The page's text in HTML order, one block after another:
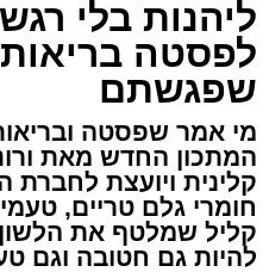
ליהנות בלי
לפסטה
שפגשתם
מי אמר שפסטה
המתכון החדש מאת
קלינית ויועצת לחברת
חומרי גלם טריים,
קליל שמלטף את
להיות גם חטובה וגם